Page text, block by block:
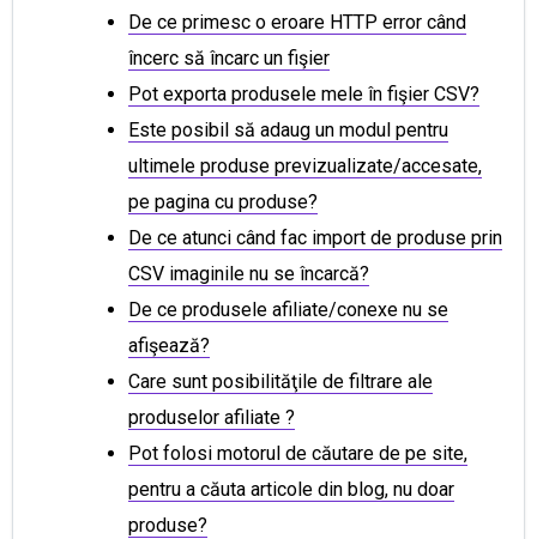
De ce primesc o eroare HTTP error când
încerc să încarc un fişier
Pot exporta produsele mele în fişier CSV?
Este posibil să adaug un modul pentru
ultimele produse previzualizate/accesate,
pe pagina cu produse?
De ce atunci când fac import de produse prin
CSV imaginile nu se încarcă?
De ce produsele afiliate/conexe nu se
afişează?
Care sunt posibilităţile de filtrare ale
produselor afiliate ?
Pot folosi motorul de căutare de pe site,
pentru a căuta articole din blog, nu doar
produse?